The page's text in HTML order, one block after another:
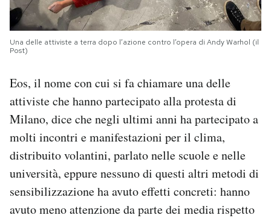
Una delle attiviste a terra dopo l’azione contro l’opera di Andy Warhol (il
Post)
Eos, il nome con cui si fa chiamare una delle
attiviste che hanno partecipato alla protesta di
Milano, dice che negli ultimi anni ha partecipato a
molti incontri e manifestazioni per il clima,
distribuito volantini, parlato nelle scuole e nelle
università, eppure nessuno di questi altri metodi di
sensibilizzazione ha avuto effetti concreti: hanno
avuto meno attenzione da parte dei media rispetto